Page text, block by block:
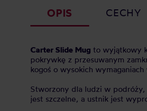
OPIS CECHY
Carter Slide Mug to wyjątkowy
pokrywkę z przesuwanym
kogoś o wysokich
Stworzony dla ludzi w podróży,
jest szczelne, a ustnik jest